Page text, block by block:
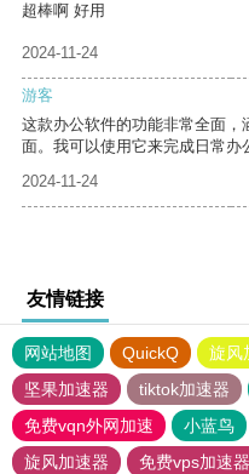
超棒啊 好用
2024-11-24
游客
这款办公软件的功能非常全面
面。我可以使用它来完成日常办
2024-11-24
友情链接
网站地图 QuickQ 旋风
坚果加速器
tiktok加速器
免费vqn外网加速
小蓝鸟
旋风加速器
免费vps加速